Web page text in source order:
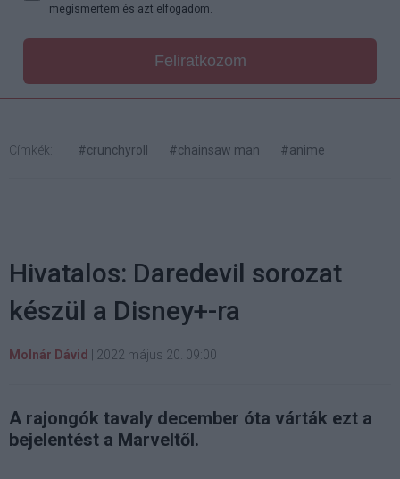
megismertem és azt elfogadom.
Feliratkozom
Címkék: #crunchyroll #chainsaw man #anime
Hivatalos: Daredevil sorozat
készül a Disney+-ra
Molnár Dávid | 2022 május 20. 09:00
A rajongók tavaly december óta várták ezt a
bejelentést a Marveltől.